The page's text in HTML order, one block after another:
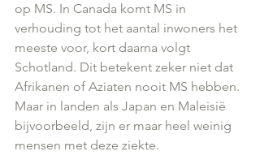
op MS. In Canada komt MS in
verhouding tot het aantal inwoners het
meeste voor, kort daarna volgt
Schotland. Dit betekent zeker niet dat
Afrikanen of Aziaten nooit MS hebben.
Maar in landen als Japan en Maleisië
bijvoorbeeld, zijn er maar heel weinig
mensen met deze ziekte.